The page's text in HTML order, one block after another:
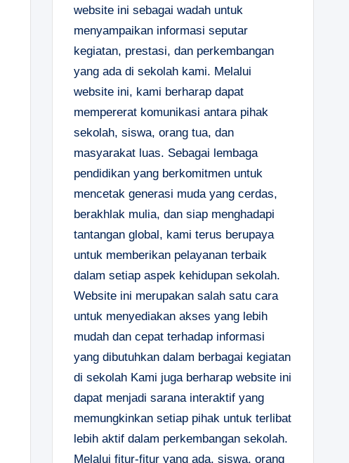
website ini sebagai wadah untuk
menyampaikan informasi seputar
kegiatan, prestasi, dan perkembangan
yang ada di sekolah kami. Melalui
website ini, kami berharap dapat
mempererat komunikasi antara pihak
sekolah, siswa, orang tua, dan
masyarakat luas. Sebagai lembaga
pendidikan yang berkomitmen untuk
mencetak generasi muda yang cerdas,
berakhlak mulia, dan siap menghadapi
tantangan global, kami terus berupaya
untuk memberikan pelayanan terbaik
dalam setiap aspek kehidupan sekolah.
Website ini merupakan salah satu cara
untuk menyediakan akses yang lebih
mudah dan cepat terhadap informasi
yang dibutuhkan dalam berbagai kegiatan
di sekolah Kami juga berharap website ini
dapat menjadi sarana interaktif yang
memungkinkan setiap pihak untuk terlibat
lebih aktif dalam perkembangan sekolah.
Melalui fitur-fitur yang ada, siswa, orang